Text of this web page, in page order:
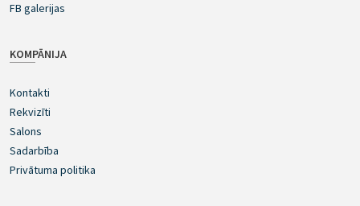
FB galerijas
KOMPĀNIJA
Kontakti
Rekvizīti
Salons
Sadarbība
Privātuma politika